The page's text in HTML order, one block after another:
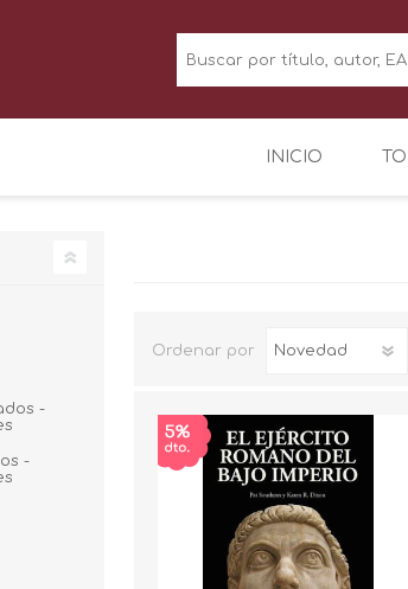
INICIO
Ordenar por
-
-